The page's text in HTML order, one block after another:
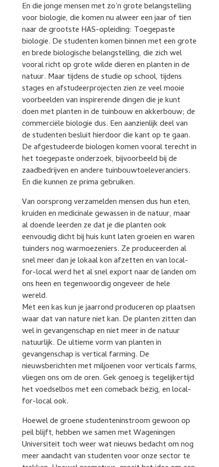
En die jonge mensen met zo’n grote belangstelling
voor biologie, die komen nu alweer een jaar of tien
naar de grootste HAS-opleiding: Toegepaste
biologie. De studenten komen binnen met een grote
en brede biologische belangstelling, die zich wel
vooral richt op grote wilde dieren en planten in de
natuur. Maar tijdens de studie op school, tijdens
stages en afstudeerprojecten zien ze veel mooie
voorbeelden van inspirerende dingen die je kunt
doen met planten in de tuinbouw en akkerbouw; de
commerciële biologie dus. Een aanzienlijk deel van
de studenten besluit hierdoor die kant op te gaan.
De afgestudeerde biologen komen vooral terecht in
het toegepaste onderzoek, bijvoorbeeld bij de
zaadbedrijven en andere tuinbouwtoeleveranciers.
En die kunnen ze prima gebruiken.
Van oorsprong verzamelden mensen dus hun eten,
kruiden en medicinale gewassen in de natuur, maar
al doende leerden ze dat je die planten ook
eenvoudig dicht bij huis kunt laten groeien en waren
tuinders nog warmoezeniers. Ze produceerden al
snel meer dan je lokaal kon afzetten en van local-
for-local werd het al snel export naar de landen om
ons heen en tegenwoordig ongeveer de hele
wereld.
Met een kas kun je jaarrond produceren op plaatsen
waar dat van nature niet kan. De planten zitten dan
wel in gevangenschap en niet meer in de natuur
natuurlijk. De ultieme vorm van planten in
gevangenschap is vertical farming. De
nieuwsberichten met miljoenen voor verticals farms,
vliegen ons om de oren. Gek genoeg is tegelijkertijd
het voedselbos met een comeback bezig, en local-
for-local ook.
Hoewel de groene studenteninstroom gewoon op
peil blijft, hebben we samen met Wageningen
Universiteit toch weer wat nieuws bedacht om nog
meer aandacht van studenten voor onze sector te